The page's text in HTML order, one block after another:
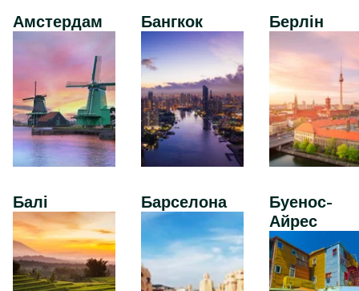
Амстердам
Балі
Бангкок
Барселона
Берлін
Буенос-
Айрес